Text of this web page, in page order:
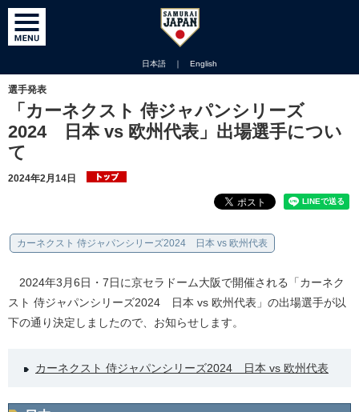
日本語 ｜ English
選手発表
「カーネクスト 侍ジャパンシリーズ
2024 日本 vs 欧州代表」出場選手につい
て
2024年2月14日
カーネクスト 侍ジャパンシリーズ2024 日本 vs 欧州代表
2024年3月6日・7日に京セラドーム大阪で開催される「カーネク
スト 侍ジャパンシリーズ2024 日本 vs 欧州代表」の出場選手が以
下の通り決定しましたので、お知らせします。
カーネクスト 侍ジャパンシリーズ2024 日本 vs 欧州代表